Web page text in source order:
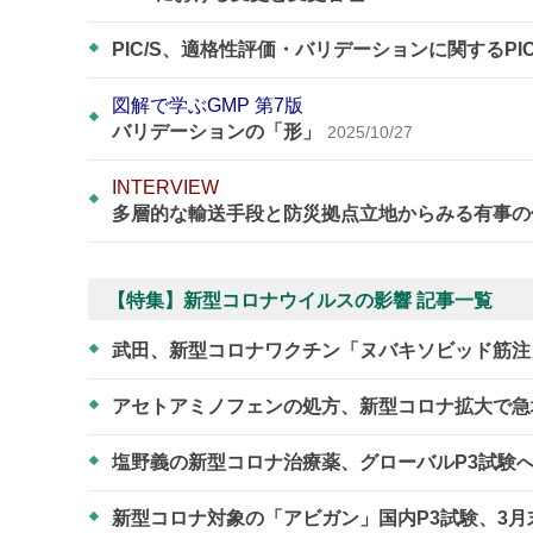
PIC/S、適格性評価・バリデーションに関する
図解で学ぶGMP 第7版
バリデーションの「形」
2025/10/27
INTERVIEW
多層的な輸送手段と防災拠点立地からみる有事
【特集】新型コロナウイルスの影響 記事一覧
武田、新型コロナワクチン「ヌバキソビッド筋
アセトアミノフェンの処方、新型コロナ拡大
塩野義の新型コロナ治療薬、グローバルP3試
新型コロナ対象の「アビガン」国内P3試験、3